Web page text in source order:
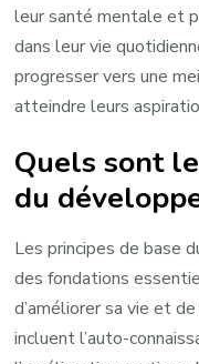
leur santé mentale et
dans leur vie
progresser vers une
atteindre leurs
Quels sont
du
Les principes de base
des fondations
d’améliorer sa vie et
incluent l’auto-